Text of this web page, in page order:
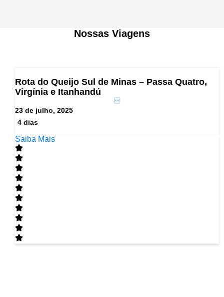
Nossas Viagens
Rota do Queijo Sul de Minas – Passa Quatro,
Virgínia e Itanhandú
23 de julho, 2025
4 dias
Saiba Mais